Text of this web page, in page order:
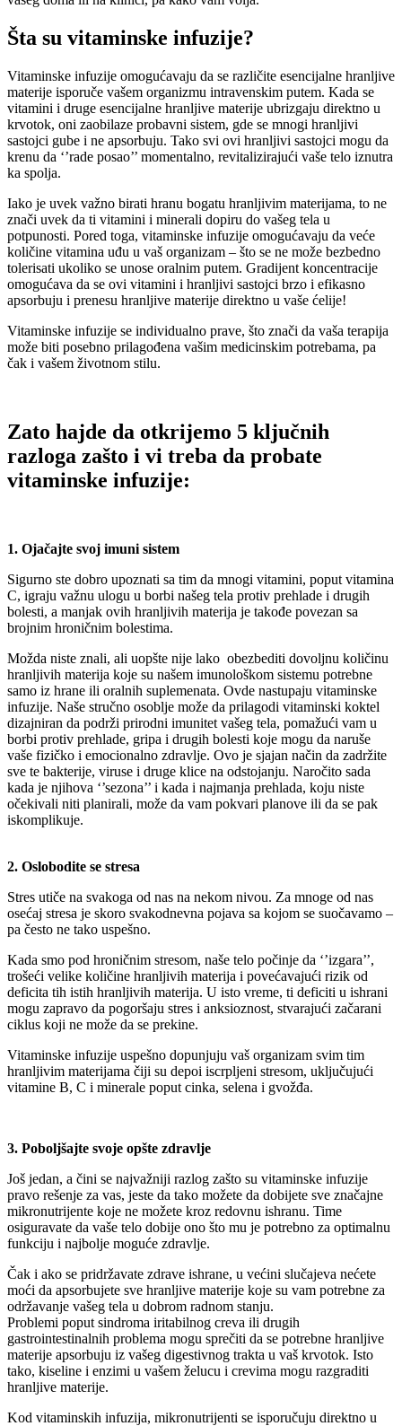
Šta su vitaminske infuzije?
Vitaminske infuzije omogućavaju da se različite esencijalne hranljive
materije isporuče vašem organizmu intravenskim putem. Kada se
vitamini i druge esencijalne hranljive materije ubrizgaju direktno u
krvotok, oni zaobilaze probavni sistem, gde se mnogi hranljivi
sastojci gube i ne apsorbuju. Tako svi ovi hranljivi sastojci mogu da
krenu da ‘’rade posao’’ momentalno, revitalizirajući vaše telo iznutra
ka spolja.
Iako je uvek važno birati hranu bogatu hranljivim materijama, to ne
znači uvek da ti vitamini i minerali dopiru do vašeg tela u
potpunosti. Pored toga, vitaminske infuzije omogućavaju da veće
količine vitamina uđu u vaš organizam – što se ne može bezbedno
tolerisati ukoliko se unose oralnim putem. Gradijent koncentracije
omogućava da se ovi vitamini i hranljivi sastojci brzo i efikasno
apsorbuju i prenesu hranljive materije direktno u vaše ćelije!
Vitaminske infuzije se individualno prave, što znači da vaša terapija
može biti posebno prilagođena vašim medicinskim potrebama, pa
čak i vašem životnom stilu.
Zato hajde da otkrijemo 5 ključnih
razloga zašto i vi treba da probate
vitaminske infuzije:
1. Ojačajte svoj imuni sistem
Sigurno ste dobro upoznati sa tim da mnogi vitamini, poput vitamina
C, igraju važnu ulogu u borbi našeg tela protiv prehlade i drugih
bolesti, a manjak ovih hranljivih materija je takođe povezan sa
brojnim hroničnim bolestima.
Možda niste znali, ali uopšte nije lako obezbediti dovoljnu količinu
hranljivih materija koje su našem imunološkom sistemu potrebne
samo iz hrane ili oralnih suplemenata. Ovde nastupaju vitaminske
infuzije. Naše stručno osoblje može da prilagodi vitaminski koktel
dizajniran da podrži prirodni imunitet vašeg tela, pomažući vam u
borbi protiv prehlade, gripa i drugih bolesti koje mogu da naruše
vaše fizičko i emocionalno zdravlje. Ovo je sjajan način da zadržite
sve te bakterije, viruse i druge klice na odstojanju. Naročito sada
kada je njihova ‘’sezona’’ i kada i najmanja prehlada, koju niste
očekivali niti planirali, može da vam pokvari planove ili da se pak
iskomplikuje.
2. Oslobodite se stresa
Stres utiče na svakoga od nas na nekom nivou. Za mnoge od nas
osećaj stresa je skoro svakodnevna pojava sa kojom se suočavamo –
pa često ne tako uspešno.
Kada smo pod hroničnim stresom, naše telo počinje da ‘’izgara’’,
trošeći velike količine hranljivih materija i povećavajući rizik od
deficita tih istih hranljivih materija. U isto vreme, ti deficiti u ishrani
mogu zapravo da pogoršaju stres i anksioznost, stvarajući začarani
ciklus koji ne može da se prekine.
Vitaminske infuzije uspešno dopunjuju vaš organizam svim tim
hranljivim materijama čiji su depoi iscrpljeni stresom, uključujući
vitamine B, C i minerale poput cinka, selena i gvožđa.
3. Poboljšajte svoje opšte zdravlje
Još jedan, a čini se najvažniji razlog zašto su vitaminske infuzije
pravo rešenje za vas, jeste da tako možete da dobijete sve značajne
mikronutrijente koje ne možete kroz redovnu ishranu. Time
osiguravate da vaše telo dobije ono što mu je potrebno za optimalnu
funkciju i najbolje moguće zdravlje.
Čak i ako se pridržavate zdrave ishrane, u većini slučajeva nećete
moći da apsorbujete sve hranljive materije koje su vam potrebne za
održavanje vašeg tela u dobrom radnom stanju.
Problemi poput sindroma iritabilnog creva ili drugih
gastrointestinalnih problema mogu sprečiti da se potrebne hranljive
materije apsorbuju iz vašeg digestivnog trakta u vaš krvotok. Isto
tako, kiseline i enzimi u vašem želucu i crevima mogu razgraditi
hranljive materije.
Kod vitaminskih infuzija, mikronutrijenti se isporučuju direktno u